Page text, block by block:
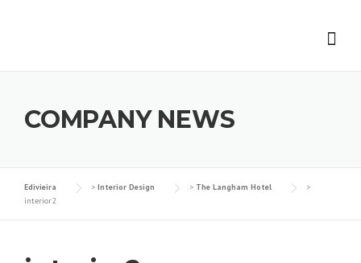
COMPANY NEWS
Edivieira > Interior Design > The Langham Hotel
>
interior2